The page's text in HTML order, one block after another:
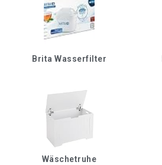
Brita Wasserfilter
Wäschetruhe